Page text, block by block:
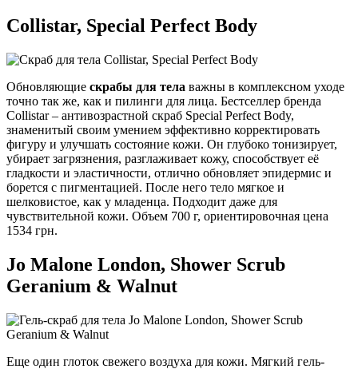
Collistar, Special Perfect Body
Обновляющие скрабы для тела важны в комплексном уходе
точно так же, как и пилинги для лица. Бестселлер бренда
Collistar – антивозрастной скраб Special Perfect Body,
знаменитый своим умением эффективно корректировать
фигуру и улучшать состояние кожи. Он глубоко тонизирует,
убирает загрязнения, разглаживает кожу, способствует её
гладкости и эластичности, отлично обновляет эпидермис и
борется с пигментацией. После него тело мягкое и
шелковистое, как у младенца. Подходит даже для
чувствительной кожи. Объем 700 г, ориентировочная цена
1534 грн.
Jo Malone London, Shower Scrub
Geranium & Walnut
Еще один глоток свежего воздуха для кожи. Мягкий гель-